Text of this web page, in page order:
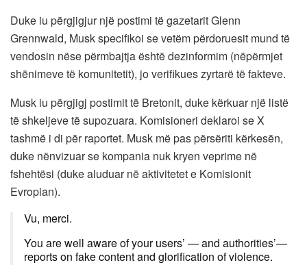
Duke iu përgjigjur një postimi të gazetarit Glenn
Grennwald, Musk specifikoi se vetëm përdoruesit mund të
vendosin nëse përmbajtja është dezinformim (nëpërmjet
shënimeve të komunitetit), jo verifikues zyrtarë të fakteve.
Musk iu përgjigj postimit të Bretonit, duke kërkuar një listë
të shkeljeve të supozuara. Komisioneri deklaroi se X
tashmë i di për raportet. Musk më pas përsëriti kërkesën,
duke nënvizuar se kompania nuk kryen veprime në
fshehtësi (duke aluduar në aktivitetet e Komisionit
Evropian).
Vu, merci.
You are well aware of your users’ — and authorities’—
reports on fake content and glorification of violence.